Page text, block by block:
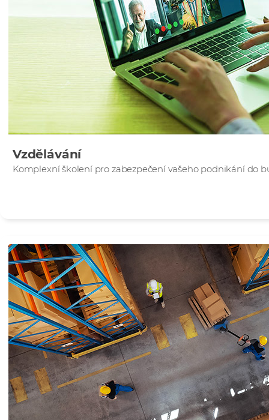
Vzdělávání
Komplexní školení pro zabezpečení vašeho podnikání do